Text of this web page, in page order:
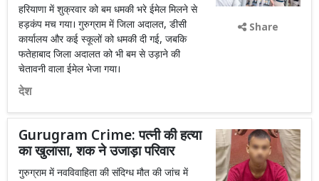
हरियाणा में शुक्रवार को बम धमकी भरे ईमेल मिलने से
हड़कंप मच गया। गुरुग्राम में जिला अदालत, डीसी
कार्यालय और कई स्कूलों को धमकी दी गई, जबकि
फतेहाबाद जिला अदालत को भी बम से उड़ाने की
चेतावनी वाला ईमेल भेजा गया।
देश
Share
Gurugram Crime: पत्नी की हत्या
का खुलासा, शक ने उजाड़ा परिवार
गुरुग्राम में नवविवाहिता की संदिग्ध मौत की जांच में